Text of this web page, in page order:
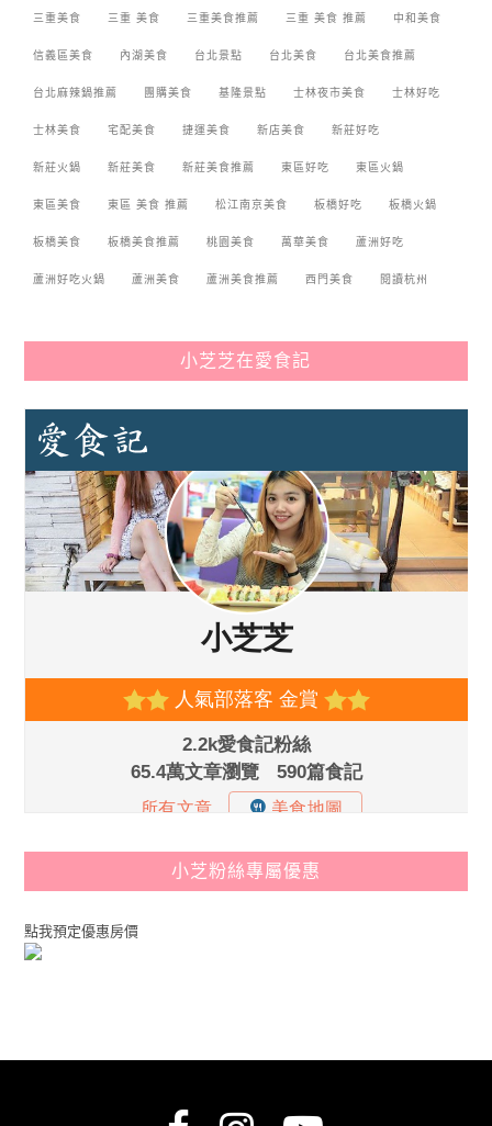
三重美食 三重 美食 三重美食推薦 三重 美食 推薦 中和美食
信義區美食 內湖美食 台北景點 台北美食 台北美食推薦
台北麻辣鍋推薦 團購美食 基隆景點 士林夜市美食 士林好吃
士林美食 宅配美食 捷運美食 新店美食 新莊好吃
新莊火鍋 新莊美食 新莊美食推薦 東區好吃 東區火鍋
東區美食 東區 美食 推薦 松江南京美食 板橋好吃 板橋火鍋
板橋美食 板橋美食推薦 桃園美食 萬華美食 蘆洲好吃
蘆洲好吃火鍋 蘆洲美食 蘆洲美食推薦 西門美食 閱讀杭州
小芝芝在愛食記
小芝粉絲專屬優惠
點我預定優惠房價